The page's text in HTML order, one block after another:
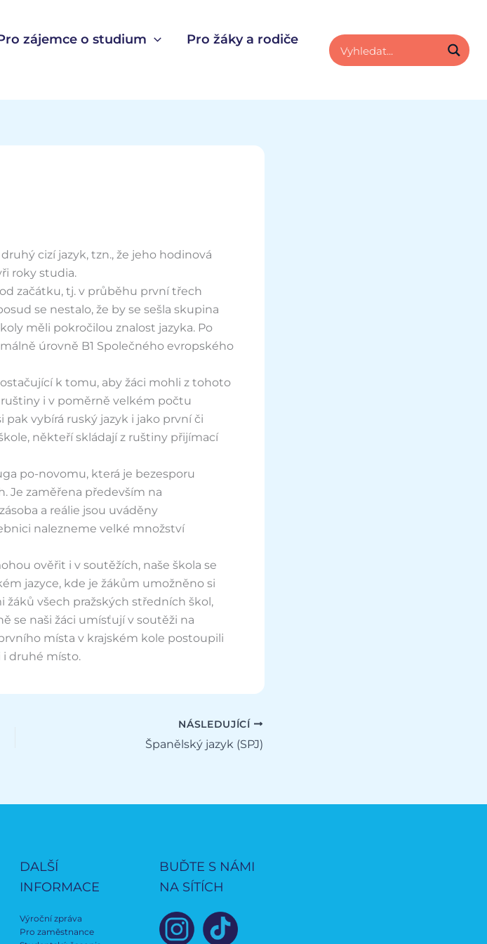
zájemce o studium
Pro žáky a rodiče
cizí jazyk, tzn., že jeho hodinová
roky studia.
začátku, tj. v průběhu první třech
se nestalo, že by se sešla skupina
měli pokročilou znalost jazyka. Po
úrovně B1 Společného evropského
k tomu, aby žáci mohli z tohoto
i v poměrně velkém počtu
vybírá ruský jazyk i jako první či
někteří skládají z ruštiny přijímací
po-novomu, která je bezesporu
Je zaměřena především na
a reálie jsou uváděny
nalezneme velké množství
ověřit i v soutěžích, naše škola se
jazyce, kde je žákům umožněno si
všech pražských středních škol,
se naši žáci umísťují v soutěži na
místa v krajském kole postoupili
i druhé místo.
NÁSLEDUJÍCÍ
Španělský jazyk (SPJ)
DALŠÍ
INFORMACE
Výroční zpráva
Pro zaměstnance
BUĎTE S NÁMI
NA SÍTÍCH